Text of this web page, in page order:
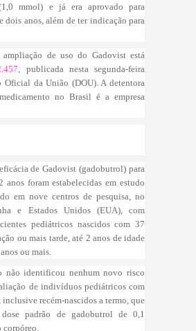
mmol) e já era aprovado para
dois anos, além de ter indicação para
ampliação de uso do Gadovist está
, publicada nesta segunda-feira
da União (DOU). A detentora
no Brasil é a empresa
de Gadovist (gadobutrol) para
anos foram estabelecidas em estudo
em nove centros de pesquisa, no
e Estados Unidos (EUA), com
pediátricos nascidos com 37
ou mais tarde, até 2 anos de idade
ou mais.
não identificou nenhum novo risco
de indivíduos pediátricos com
inclusive recém-nascidos a termo, que
dose padrão de gadobutrol de 0,1